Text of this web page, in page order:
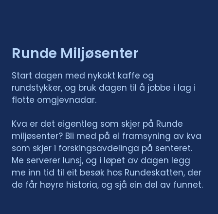
Runde Miljøsenter
Start dagen med nykokt kaffe og
rundstykker, og bruk dagen til å jobbe i lag i
flotte omgjevnadar.
Kva er det eigentleg som skjer på Runde
miljøsenter? Bli med på ei framsyning av kva
som skjer i forskingsavdelinga på senteret.
Me serverer lunsj, og i løpet av dagen legg
me inn tid til eit besøk hos Rundeskatten, der
de får høyre historia, og sjå ein del av funnet.